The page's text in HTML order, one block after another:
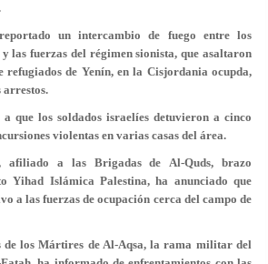
un intercambio de fuego entre los
las fuerzas del régimen sionista, que asaltaron
refugiados de Yenín, en la Cisjordania ocupda,
que los soldados israelíes detuvieron a cinco
violentas en varias casas del área.
afiliado a las Brigadas de Al-Quds, brazo
Yihad Islámica Palestina, ha anunciado que
a las fuerzas de ocupación cerca del campo de
de los Mártires de Al-Aqsa, la rama militar del